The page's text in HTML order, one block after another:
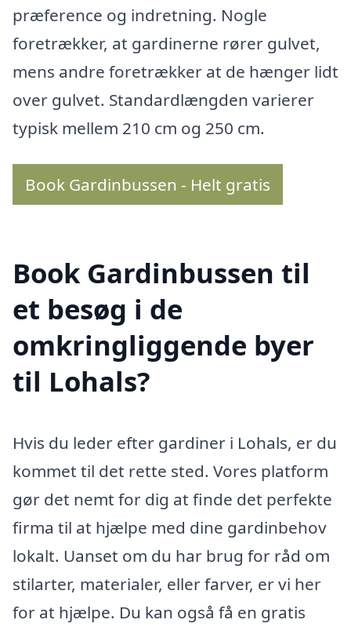
præference og indretning. Nogle
foretrækker, at gardinerne rører gulvet,
mens andre foretrækker at de hænger lidt
over gulvet. Standardlængden varierer
typisk mellem 210 cm og 250 cm.
Book Gardinbussen - Helt gratis
Book Gardinbussen til
et besøg i de
omkringliggende byer
til Lohals?
Hvis du leder efter gardiner i Lohals, er du
kommet til det rette sted. Vores platform
gør det nemt for dig at finde det perfekte
firma til at hjælpe med dine gardinbehov
lokalt. Uanset om du har brug for råd om
stilarter, materialer, eller farver, er vi her
for at hjælpe. Du kan også få en gratis